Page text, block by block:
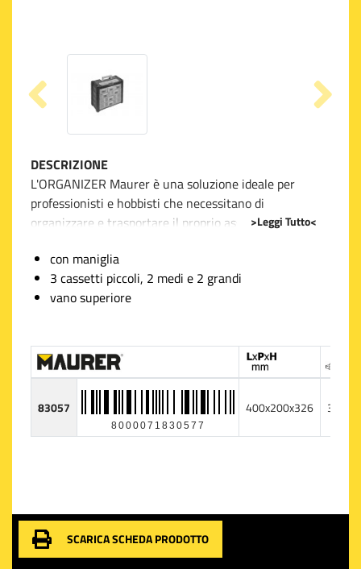
DESCRIZIONE
L'ORGANIZER Maurer è una soluzione ideale per
professionisti e hobbisti che necessitano di
organizzare e trasportare il proprio assortimento di
robusta è dotata di una comoda maniglia che la rende
facile da trasportare e soprattutto versatile per ogni
tipo di intervento.
lavoro o per i vostri progetti fai-da-te a portata di
mano, senza il rischio di perdere le piccole parti
essenziali: viti, chiodi, bulloni e tanto altro. Grazie alla
disposizione interna ben studiata, l'ORGANIZER
dispone di 3 cassetti di dimensioni ridotte, perfetti per
dimensioni maggiori mantenendoli sempre in ordine e
facilmente riconoscibili.
>Leggi Tutto<
con maniglia
3 cassetti piccoli, 2 medi e 2 grandi
vano superiore
83057
8000071830577
400x200x326 3
SCARICA SCHEDA PRODOTTO